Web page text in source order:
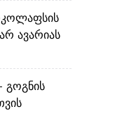
ავარიას
გოგნის